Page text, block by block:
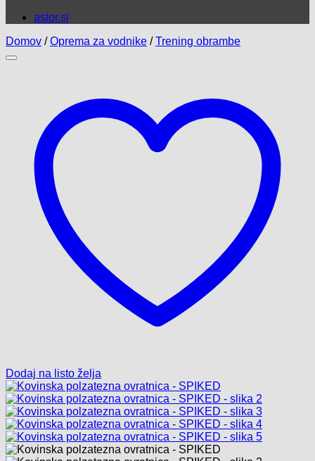
astor.si
Domov / Oprema za vodnike / Trening obrambe
Dodaj na listo želja